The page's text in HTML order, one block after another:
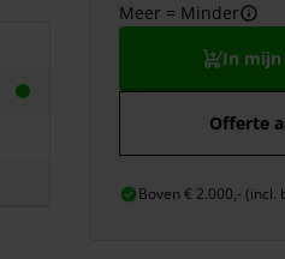
Meer = Minder
In mijn
Offerte
Boven € 2.000,-